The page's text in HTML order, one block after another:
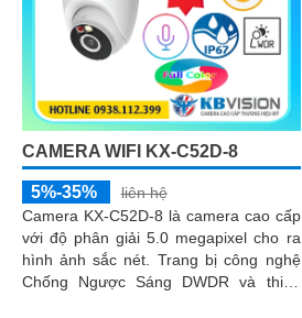
CAMERA WIFI KX-C52D-8
5%-35%
liên hệ
Camera KX-C52D-8 là camera cao cấp
với độ phân giải 5.0 megapixel cho ra
hình ảnh sắc nét. Trang bị công nghệ
Chống Ngược Sáng DWDR và thiếu